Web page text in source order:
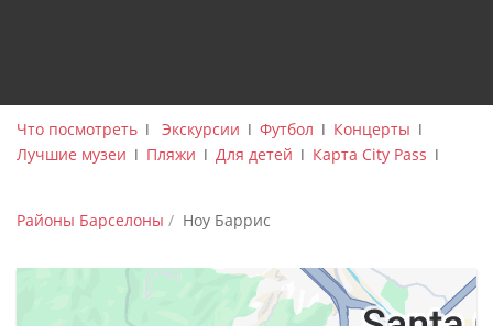
Что посмотреть ǀ Экскурсии ǀ Футбол ǀ Концерты ǀ
Лучшие музеи ǀ Пляжи ǀ Для детей ǀ Карта City Pass ǀ
Районы Барселоны Ноу Баррис